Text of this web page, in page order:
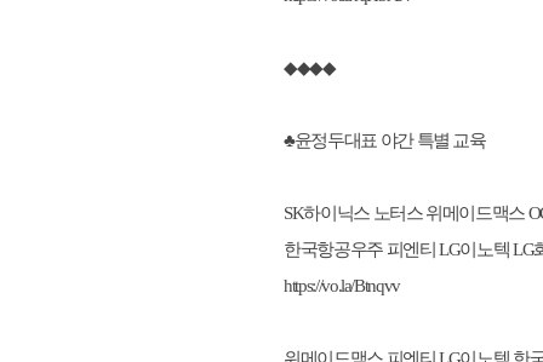
◆◆◆◆
♣윤정두대표 야간 특별 교육
SK하이닉스 노터스 위메이드맥스
한국항공우주 피엔티 LG이노텍 LG
https://vo.la/Btnqvv